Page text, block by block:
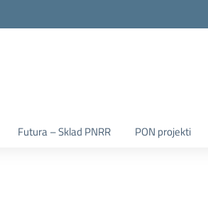
Futura – Sklad PNRR PON projekti